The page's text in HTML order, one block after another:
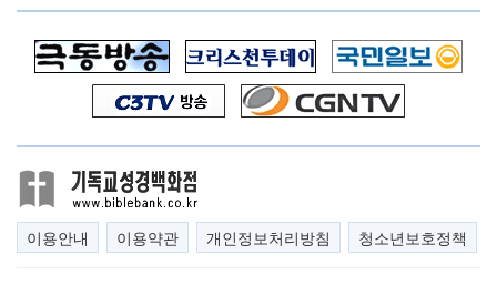
이용안내 이용약관 개인정보처리방침 청소년보호정책